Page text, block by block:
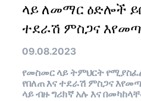
ላይ ለመማር ዕድሎች
ተደራሽ ምስጋና
09.08.2023
የመስመር ላይ ትምህርት
የበለጠ እና ተደራሽ ምስጋና
ላይ ብዙ ግሪክኛ አሉ እና